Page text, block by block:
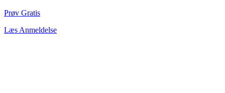
Prøv Gratis
Læs Anmeldelse